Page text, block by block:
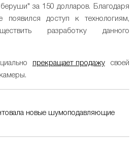
за 150 долларов. Благодаря
появился доступ к технологиям,
разработку данного
прекращает продажусвоей
новые шумоподавляющие